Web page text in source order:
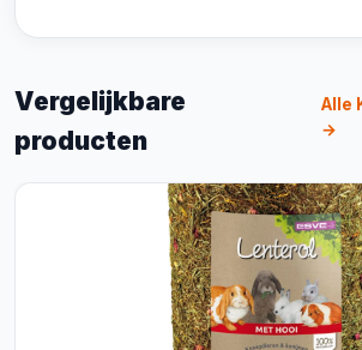
Vergelijkbare
producten
Alle
→